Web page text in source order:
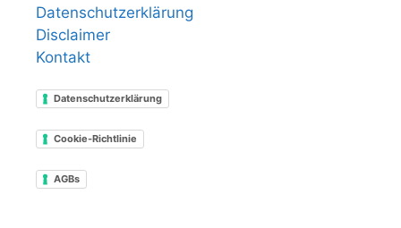
Datenschutzerklärung
Disclaimer
Kontakt
Datenschutzerklärung
Cookie-Richtlinie
AGBs